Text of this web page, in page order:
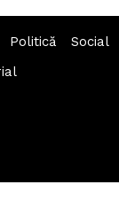
Politică
Social